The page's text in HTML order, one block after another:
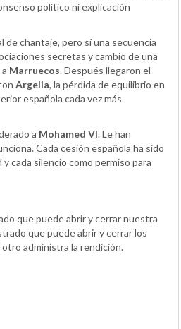
político ni explicación
de chantaje, pero sí una secuencia
secretas y cambio de una
Marruecos. Después llegaron el
Argelia, la pérdida de equilibrio en
española cada vez más
a Mohamed VI. Le han
Cada cesión española ha sido
cada silencio como permiso para
que puede abrir y cerrar nuestra
que puede abrir y cerrar los
administra la rendición.